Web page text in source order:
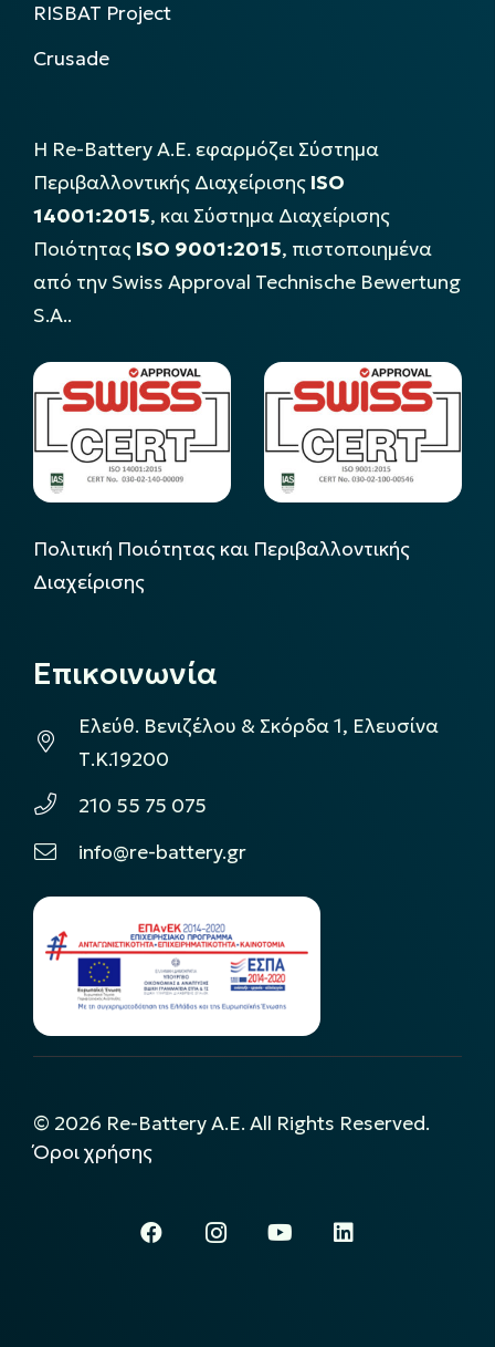
RISBAT Project
Crusade
Η Re-Battery Α.Ε. εφαρμόζει Σύστημα
Περιβαλλοντικής Διαχείρισης ISO
14001:2015, και Σύστημα Διαχείρισης
Ποιότητας ISO 9001:2015, πιστοποιημένα
από την Swiss Approval Technische Bewertung
S.A..
Πολιτική Ποιότητας και Περιβαλλοντικής
Διαχείρισης
Επικοινωνία
Ελεύθ. Βενιζέλου & Σκόρδα 1, Ελευσίνα
Τ.Κ.19200
210 55 75 075
info@re-battery.gr
© 2026 Re-Battery A.E. All Rights Reserved.
Όροι χρήσης